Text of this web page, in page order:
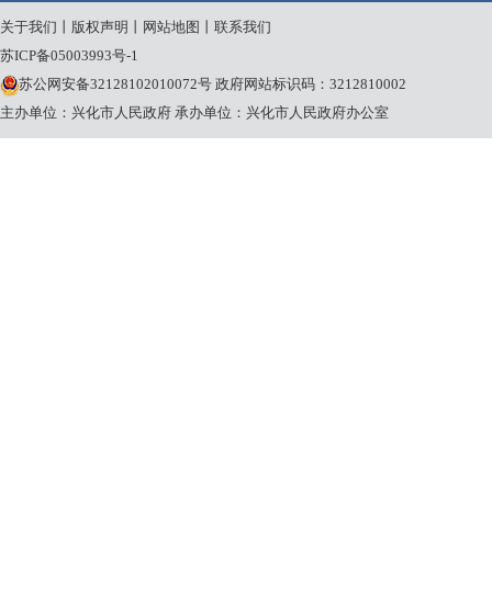
关于我们 版权声明 网站地图
联系我们
苏ICP备05003993号-1
苏公网安备32128102010072号 政府网站标识码：3212810002
主办单位：兴化市人民政府 承办单位：兴化市人民政府办公室